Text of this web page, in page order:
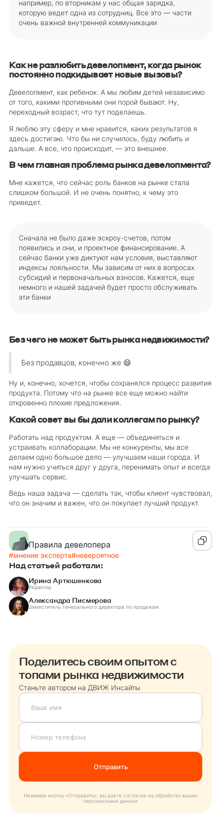
например, по вторникам у нас общая зарядка,
которую ведет одна из сотрудниц. Все это — части
очень важной внутренней коммуникации
Как не разлюбить девелопмент, когда рынок
постоянно подкидывает новые вызовы?
Девелопмент, как ребенок. А мы любим детей независимо
от того, какими противными они порой бывают. Ну,
переходный возраст, что тут поделаешь.
Я люблю эту сферу и мне нравится, каких результатов я
здесь достигаю. Что бы ни случилось, буду любить и
дальше. А все, что происходит, — это внешнее.
В чем главная проблема рынка девелопмента?
Мне кажется, что сейчас роль банков на рынке стала
слишком большой. И не очень понятно, к чему это
приведет.
Сначала не было даже эскроу-счетов, потом
появились и они, и проектное финансирование. А
сейчас банки уже диктуют нам условия, выставляют
индексы лояльности. Мы зависим от них в вопросах
субсидий и первоначальных взносов. Кажется, еще
немного и нашей задачей будет просто обслуживать
эти банки
Без чего не может быть рынка недвижимости?
Без продавцов, конечно же 😄
Ну и, конечно, хочется, чтобы сохранялся процесс развития
продукта. Потому что на рынке все еще можно найти
откровенно плохие предложения.
Какой совет вы бы дали коллегам по рынку?
Работать над продуктом. А еще — объединяться и
устраивать коллаборации. Мы не конкуренты, мы все
делаем одно большое дело — улучшаем наши города. И
нам нужно учиться друг у друга, перенимать опыт и всегда
улучшать сервис.
Ведь наша задача — сделать так, чтобы клиент чувствовал,
что он значим и важен, что он покупает лучший продукт.
Правила девелопера
#мнение эксперта#невероятное
Над статьей работали:
Ирина Артюшенкова
Редактор
Александра Писмерова
Заместитель генерального директора по продажам
Поделитесь своим опытом с
топами рынка недвижимости
Станьте автором на ДВИЖ Инсайты
Нажимая кнопку «Отправить», вы даете согласие на обработку ваших
персональных данных